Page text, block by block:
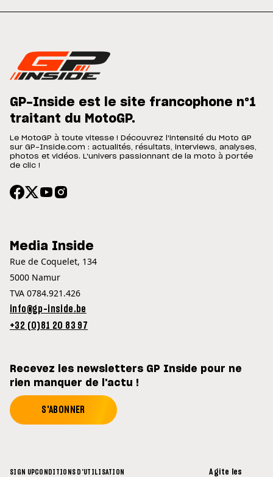
GP-Inside est le site francophone n°1
traitant du MotoGP.
Le MotoGP à toute vitesse ! Découvrez l'intensité du Moto GP
sur GP-Inside.com : actualités, résultats, interviews, analyses,
photos et vidéos. L'univers passionnant de la moto à portée
de clic !
Media Inside
Rue de Coquelet, 134
5000 Namur
TVA 0784.921.426
info@gp-inside.be
+32 (0)81 20 83 97
Recevez les newsletters GP Inside pour ne
rien manquer de l'actu !
S'ABONNER
SIGN UPCONDITIONS D'UTILISATION Agite les